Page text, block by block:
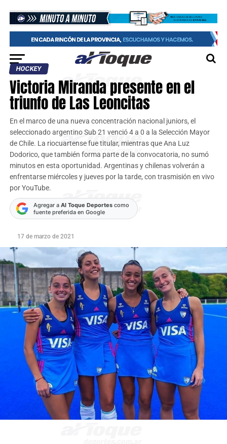
HOCKEY
Victoria Miranda presente en el
triunfo de Las Leoncitas
En el marco de una nueva concentración nacional juniors, el
seleccionado argentino Sub 21 venció 4 a 0 a la Selección Mayor
de Chile. La riocuartense fue titular, mientras que Ana Luz
Dodorico, que también forma parte de la convocatoria, no sumó
minutos en esta oportunidad. Argentinas y chilenas volverán a
enfrentarse miércoles y jueves por la tarde, con trasmisión en vivo
por YouTube.
Agregar a Al Toque Deportescomo
fuente preferida en Google
17 de marzo de 2021